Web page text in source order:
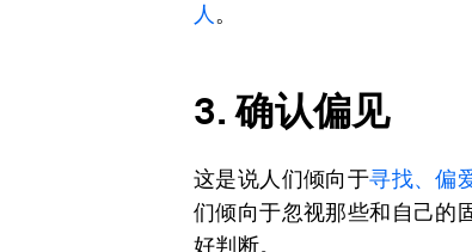
人 。
3.确认偏见
这是说人们倾向于寻找、偏
们倾向于忽视那些和自己的
好判断。